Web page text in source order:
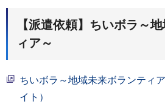
【派遣依頼】ちいボラ～
ィア～
ちいボラ～地域未来ボランティ
イト）